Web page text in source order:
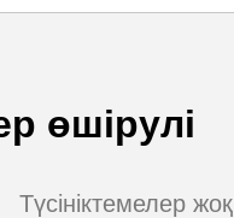
өшірулі
Түсініктемелер жоқ